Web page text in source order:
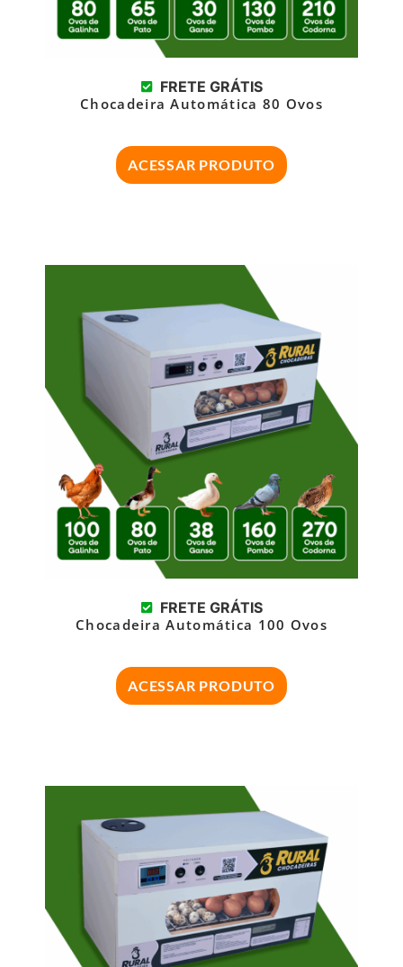
FRETE GRÁTIS
Chocadeira Automática 80 Ovos
ACESSAR PRODUTO
FRETE GRÁTIS
Chocadeira Automática 100 Ovos
ACESSAR PRODUTO